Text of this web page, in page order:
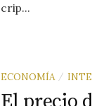
crip...
ECONOMÍA /